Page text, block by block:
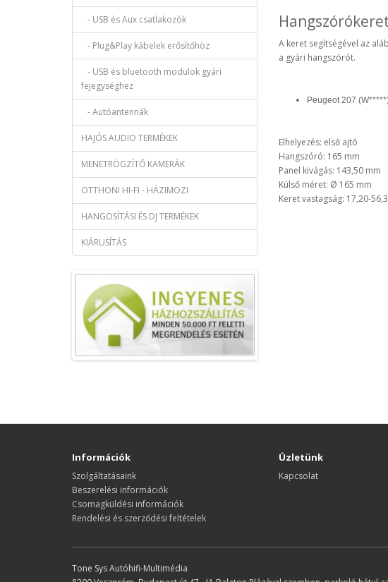
- USB és Aux csatlakozók
- Plug&Play kábelek erősítőhöz
- USB és bluetooth modulok gyári
fejegységhez
- Autóantennák
HAJÓS AUDIO TERMÉKEK
MENETRÖGZÍTŐ KAMERÁK
OTTHONI HI-FI - HÁZIMOZI
HANGOSÍTÁSI ÉS DJ TERMÉKEK
KIÁRUSÍTÁS
A keret segítségével az
a gyári hangszórót.
Peugeot 207
Elhelyezés: első ajtó
Hangszóró: 165 mm
Panel kivágás: 143,50 mm
Külső méret: Ø 165 mm
Keret vastagság: 17,20-
Információk
Szolgáltatásaink
Beszerelési információk
Csomagküldési információk
Rendelési és szerződési feltételek
Üzletünk
Kapcsolat
Tone Sys Autóhifi-Multimédia